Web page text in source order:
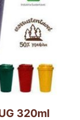
320ml